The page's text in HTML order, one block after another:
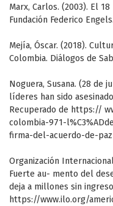
Marx, Carlos. (2003). El
Fundación Federico Engels.
Mejía, Óscar. (2018).
Colombia. Diálogos de
Noguera, Susana. (28 de
líderes han sido
Recuperado de https://
colombia-971-
firma-del-acuerdo-de-
Organización
Fuerte au- mento del
deja a millones sin
https://www.ilo.org/